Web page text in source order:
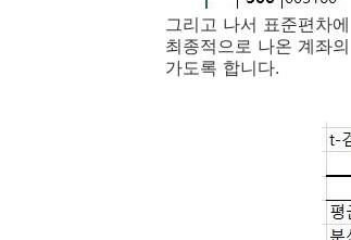
그리고 나서 표준편차
최종적으로 나온 계좌
가도록 합니다.